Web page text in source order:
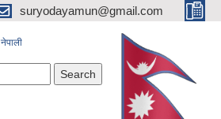
suryodayamun@gmail.com
नेपाली